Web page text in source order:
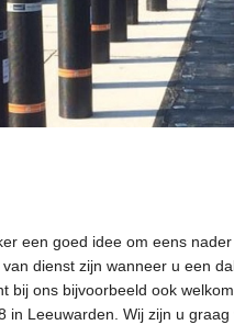
een goed idee om eens
dienst zijn wanneer u een
bij ons bijvoorbeeld ook
Leeuwarden. Wij zijn u